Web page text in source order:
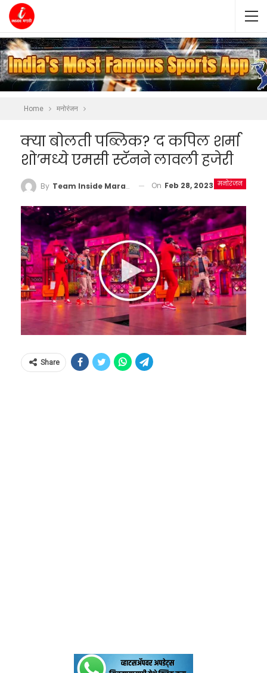
Home मनोरंजन
क्या बोलती पब्लिक? ‘द कपिल शर्मा
शो’मध्ये एमसी स्टॅनने लावली हजेरी
मनोरंजन
By Team Inside Marathi On Feb 28, 2023
Share